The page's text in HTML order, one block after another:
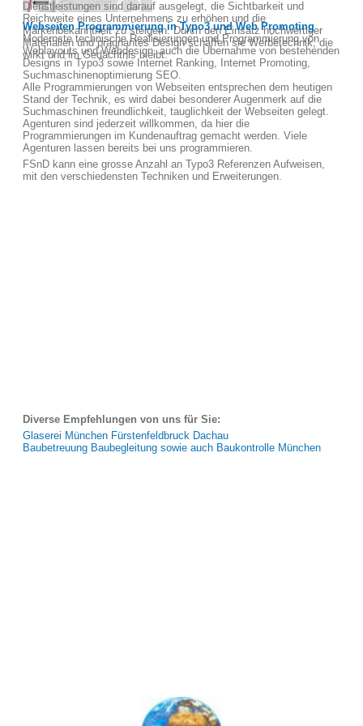
Dienstleistungen sind darauf ausgelegt, die Sichtbarkeit und
Reichweite eines Unternehmens zu erhöhen und die
Markenbekanntheit zu steigern. Durch den Einsatz hochwertiger
Materialien und prägnantes Design schaffen sie Werbetechnik, die
wirkt und im Gedächtnis bleibt.
Webseiten Programmierung in Typo3 und Web Promoting
Modernste technische Realisierungen und Programmierung von
Weblayouts und Webdesign, auch die Übernahme von bestehenden
Designs in Typo3 sowie Internet Ranking, Internet Promoting,
Suchmaschinenoptimierung SEO.
Alle Programmierungen von Webseiten entsprechen dem heutigen
Stand der Technik, es wird dabei besonderer Augenmerk auf die
Suchmaschinen freundlichkeit, tauglichkeit der Webseiten gelegt.
Agenturen sind jederzeit willkommen, da hier die
Programmierungen im Kundenauftrag gemacht werden. Viele
Agenturen lassen bereits bei uns programmieren.
FSnD kann eine grosse Anzahl an Typo3 Referenzen Aufweisen,
mit den verschiedensten Techniken und Erweiterungen.
Diverse Empfehlungen von uns für Sie:
Glaserei München Fürstenfeldbruck Dachau
Baubetreuung Baubegleitung sowie auch Baukontrolle München